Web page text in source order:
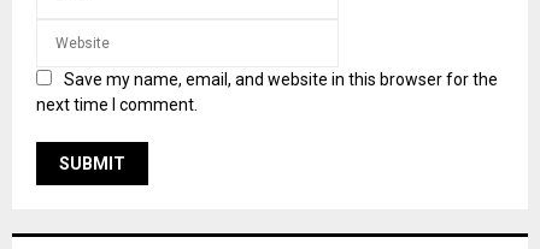
Save my name, email, and website in this browser for the
next time I comment.